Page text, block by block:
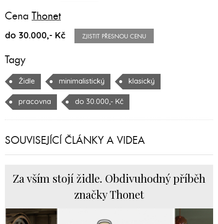
Cena Thonet
do 30.000,- Kč ZJISTIT PŘESNOU CENU
Tagy
Židle minimalistický klasický
pracovna do 30.000,- Kč
SOUVISEJÍCÍ ČLÁNKY A VIDEA
Za vším stojí židle. Obdivuhodný příběh
značky Thonet